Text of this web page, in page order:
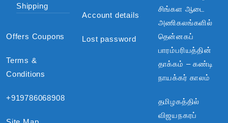
Shipping
Offers Coupons
Terms &
Conditions
+919786068908
Account details
Lost password
சிங்கள ஆடை
அணிகலங்களில்
தென்னகப்
பாரம்பரியத்தின்
தாக்கம் – கண்டி
நாயக்கர் காலம்
தமிழகத்தில்
விஜயநகரப்